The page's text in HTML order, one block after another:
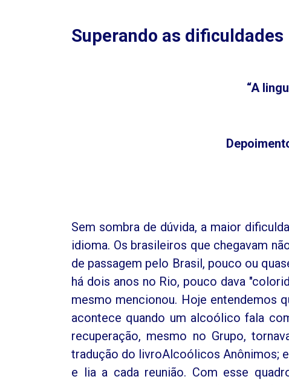
Superando as dificuldades
“A
Sem sombra de dúvida, a maior
idioma. Os brasileiros que chegavam
de passagem pelo Brasil, pouco ou
há dois anos no Rio, pouco dava
mesmo mencionou. Hoje entendemos
acontece quando um alcoólico fala
recuperação, mesmo no Grupo,
tradução do livroAlcoólicos Anônimos;
e lia a cada reunião. Com esse